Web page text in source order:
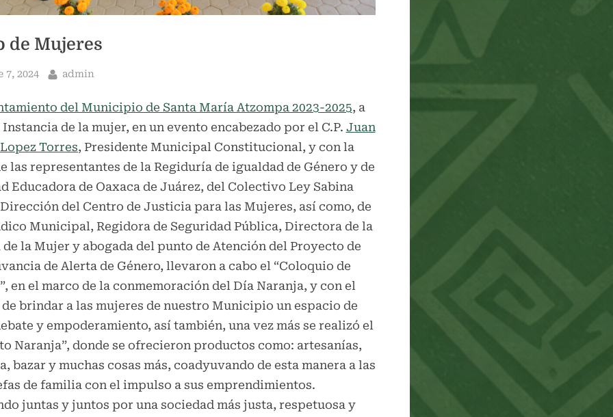
de Mujeres
2024 By
admin
del Municipio de Santa María Atzompa 2023-2025, a
de la mujer, en un evento encabezado por el C.P. Juan
Torres, Presidente Municipal Constitucional, y con la
las representantes de la Regiduría de igualdad de Género y de
Educadora de Oaxaca de Juárez, del Colectivo Ley Sabina
del Centro de Justicia para las Mujeres, así como, de
Municipal, Regidora de Seguridad Pública, Directora de la
la Mujer y abogada del punto de Atención del Proyecto de
de Alerta de Género, llevaron a cabo el “Coloquio de
en el marco de la conmemoración del Día Naranja, y con el
brindar a las mujeres de nuestro Municipio un espacio de
y empoderamiento, así también, una vez más se realizó el
Naranja”, donde se ofrecieron productos como: artesanías,
bazar y muchas cosas más, coadyuvando de esta manera a las
de familia con el impulso a sus emprendimientos.
juntas y juntos por una sociedad más justa, respetuosa y